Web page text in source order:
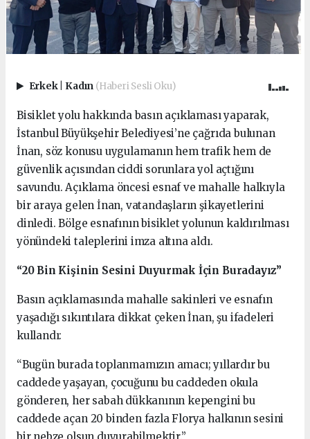
Erkek Kadın (Haberi Sesli Oku)
Bisiklet yolu hakkında basın açıklaması yaparak,
İstanbul Büyükşehir Belediyesi’ne çağrıda bulunan
İnan, söz konusu uygulamanın hem trafik hem de
güvenlik açısından ciddi sorunlara yol açtığını
savundu. Açıklama öncesi esnaf ve mahalle halkıyla
bir araya gelen İnan, vatandaşların şikayetlerini
dinledi. Bölge esnafının bisiklet yolunun kaldırılması
yönündeki taleplerini imza altına aldı.
“20 Bin Kişinin Sesini Duyurmak İçin Buradayız”
Basın açıklamasında mahalle sakinleri ve esnafın
yaşadığı sıkıntılara dikkat çeken İnan, şu ifadeleri
kullandı:
“Bugün burada toplanmamızın amacı; yıllardır bu
caddede yaşayan, çocuğunu bu caddeden okula
gönderen, her sabah dükkanının kepengini bu
caddede açan 20 binden fazla Florya halkının sesini